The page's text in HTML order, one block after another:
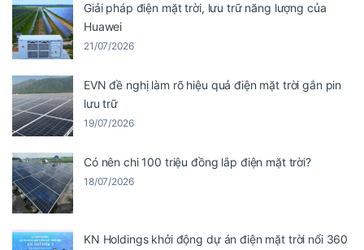
Giải pháp điện mặt trời, lưu trữ năng lượng của
Huawei
21/07/2026
EVN đề nghị làm rõ hiệu quả điện mặt trời gắn pin
lưu trữ
19/07/2026
Có nên chi 100 triệu đồng lắp điện mặt trời?
18/07/2026
KN Holdings khởi động dự án điện mặt trời nổi 360